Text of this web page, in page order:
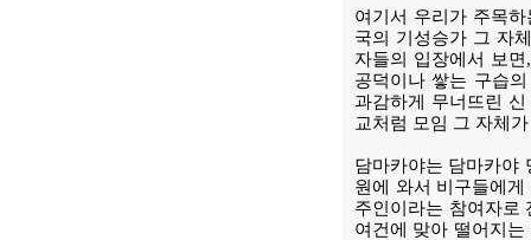
여기서 우리가 주목
국의 기성승가 그 자
자들의 입장에서 보
공덕이나 쌓는 구습
과감하게 무너뜨린
교처럼 모임 그 자체
담마카야는 담마카야
원에 와서 비구들에
주인이라는 참여자로
여건에 맞아 떨어지